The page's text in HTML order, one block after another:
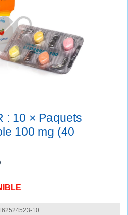
: 10 × Paquets
100 mg (40
10